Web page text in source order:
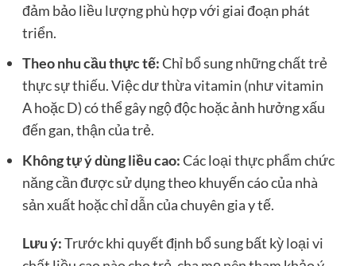
đảm bảo liều lượng phù hợp với giai đoạn phát
triển.
Theo nhu cầu thực tế:Chỉ bổ sung những chất trẻ
thực sự thiếu. Việc dư thừa vitamin (như vitamin
A hoặc D) có thể gây ngộ độc hoặc ảnh hưởng xấu
đến gan, thận của trẻ.
Không tự ý dùng liều cao:Các loại thực phẩm chức
năng cần được sử dụng theo khuyến cáo của nhà
sản xuất hoặc chỉ dẫn của chuyên gia y tế.
Lưu ý:Trước khi quyết định bổ sung bất kỳ loại vi